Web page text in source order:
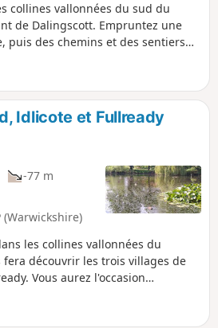
collines vallonnées du sud du
de Dalingscott. Empruntez une
puis des chemins et des sentiers
le point culminant jusqu'à
situé près de la voie romaine
intéressante. Revenez à
de campagne et des routes
peut commencer près du
où l'on mange bien.
Idlicote et Fullready
-77 m
(Warwickshire)
les collines vallonnées du
découvrir les trois villages de
Vous aurez l'occasion
des chameaux.